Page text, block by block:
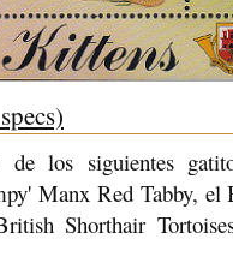
los siguientes
Manx Red Tabby,
Shorthair